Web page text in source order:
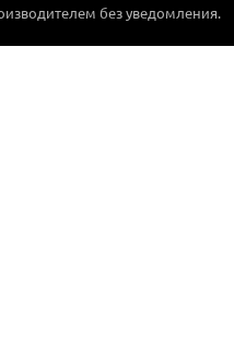
без уведомления.